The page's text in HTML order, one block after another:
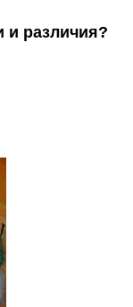
и различия?